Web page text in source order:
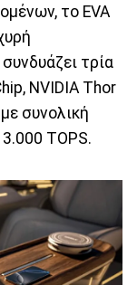
το EVA
τρία
NVIDIA Thor
συνολική
TOPS.